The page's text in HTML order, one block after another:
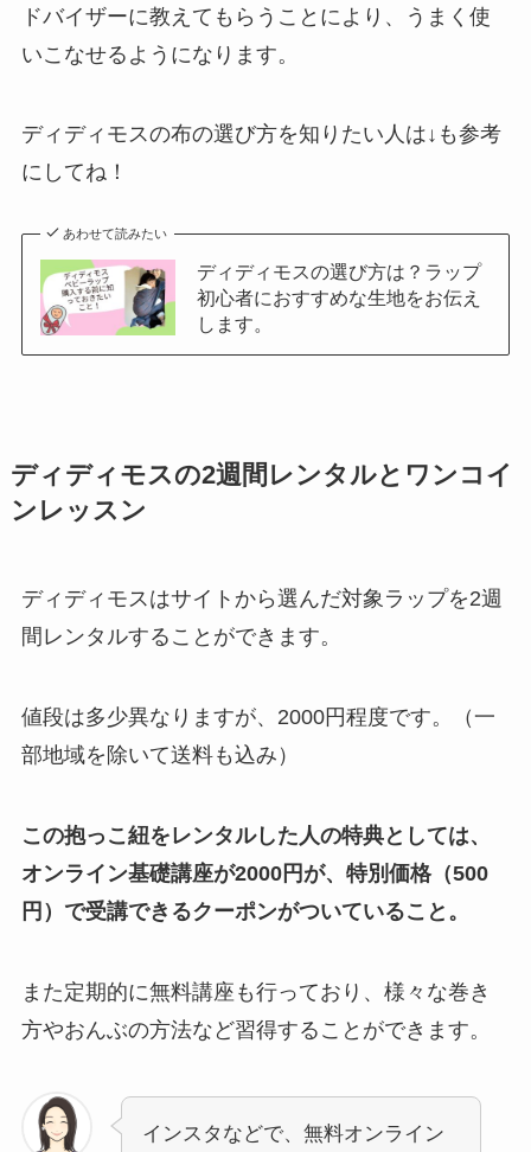
ドバイザーに教えてもらうことにより、うまく使
いこなせるようになります。
ディディモスの布の選び方を知りたい人は↓も参考
にしてね！
あわせて読みたい
ディディモスの選び方は？ラップ
初心者におすすめな生地をお伝え
します。
ディディモスの2週間レンタルとワンコイ
ンレッスン
ディディモスはサイトから選んだ対象ラップを2週
間レンタルすることができます。
値段は多少異なりますが、2000円程度です。（一
部地域を除いて送料も込み）
この抱っこ紐をレンタルした人の特典としては、
オンライン基礎講座が2000円が、特別価格（500
円）で受講できるクーポンがついていること。
また定期的に無料講座も行っており、様々な巻き
方やおんぶの方法など習得することができます。
インスタなどで、無料オンライン